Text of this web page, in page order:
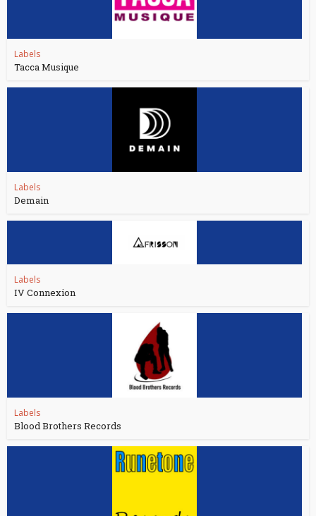
Labels
Tacca Musique
Labels
Demain
Labels
IV Connexion
Labels
Blood Brothers Records